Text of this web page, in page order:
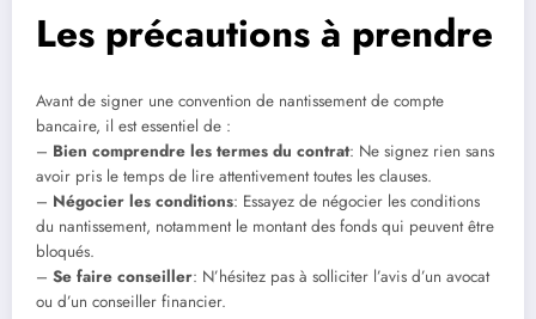
Les précautions à prendre
Avant de signer une convention de nantissement de compte
bancaire, il est essentiel de :
– Bien comprendre les termes du contrat: Ne signez rien sans
avoir pris le temps de lire attentivement toutes les clauses.
– Négocier les conditions: Essayez de négocier les conditions
du nantissement, notamment le montant des fonds qui peuvent être
bloqués.
– Se faire conseiller: N’hésitez pas à solliciter l’avis d’un avocat
ou d’un conseiller financier.